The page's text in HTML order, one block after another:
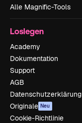
Alle Magnific-Tools
Loslegen
Academy
Dokumentation
Support
AGB
Datenschutzerklärung
Originale Neu
Cookie-Richtlinie